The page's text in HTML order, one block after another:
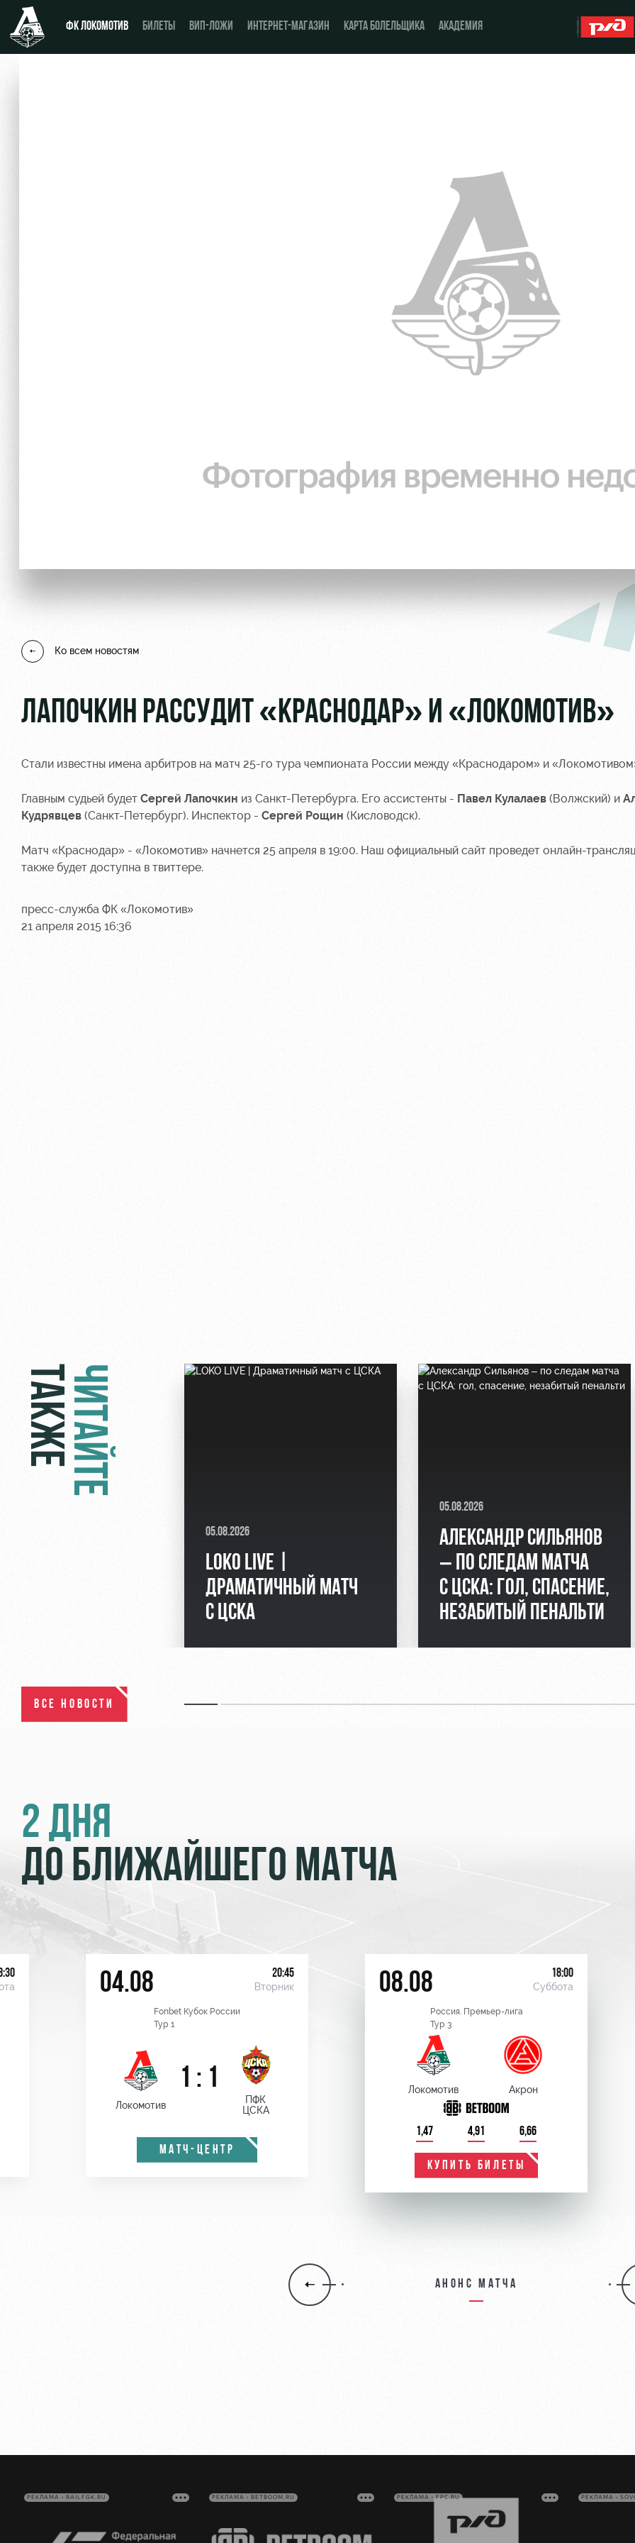
ФК ЛОКОМОТИВ БИЛЕТЫ ВИП-ЛОЖИ ИНТЕРНЕТ-МАГАЗИН КАРТА БОЛЕЛЬЩИКА АКАДЕМИЯ
Антидопинг
Заставки
Ко всем новостям
ЛАПОЧКИН РАССУДИТ «КРАСНОДАР» И «ЛОКОМОТИВ»
Стали известны имена арбитров на матч 25-го тура чемпионата России между «Краснодаром» и
Главным судьей будет Сергей Лапочкин из Санкт-Петербурга. Его ассистенты - Павел Кулалаев (Волжский) и
Кудрявцев (Санкт-Петербург). Инспектор - Сергей Рощин (Кисловодск).
Матч «Краснодар» - «Локомотив» начнется 25 апреля в 19:00. Наш официальный сайт проведет онлайн-
также будет доступна в твиттере.
пресс-служба ФК «Локомотив»
21 апреля 2015 16:36
ЧИТАЙТЕ
ТАКЖЕ
05.08.2026
LOKO LIVE |
ДРАМАТИЧНЫЙ МАТЧ
С ЦСКА
05.08.2026
АЛЕКСАНДР СИЛЬЯНОВ
– ПО СЛЕДАМ МАТЧА
С ЦСКА: ГОЛ, СПАСЕНИЕ,
НЕЗАБИТЫЙ ПЕНАЛЬТИ
ВСЕ НОВОСТИ
2 ДНЯ
ДО БЛИЖАЙШЕГО МАТЧА
04.08 20:45
Вторник
Fonbet Кубок России
Тур 1
Локомотив
1 : 1
ПФК
ЦСКА
МАТЧ-ЦЕНТР
08.08 18:00
Суббота
Россия. Премьер-лига
Тур 3
Локомотив Акрон
1,47 4,91 6,66
КУПИТЬ БИЛЕТЫ
Анонс матча
РЕКЛАМА • RAILFGK.RU РЕКЛАМА • BETBOOM.RU РЕКЛАМА • FPC.RU РЕКЛАМА •